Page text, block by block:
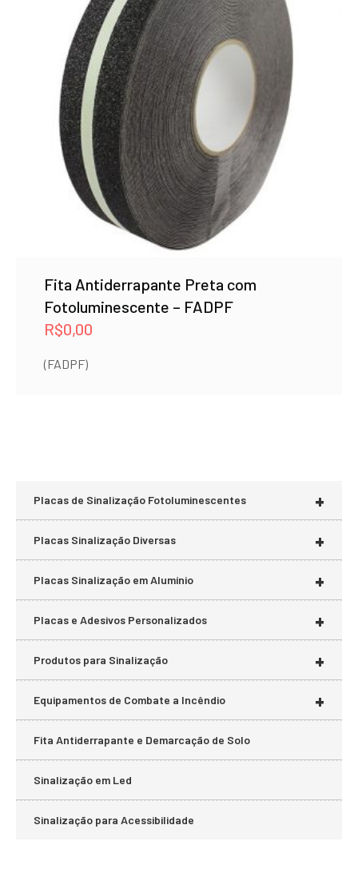
Fita Antiderrapante Preta com
Fotoluminescente – FADPF
R$0,00
(FADPF)
+
Placas de Sinalização Fotoluminescentes
+
Placas Sinalização Diversas
+
Placas Sinalização em Alumínio
+
Placas e Adesivos Personalizados
+
Produtos para Sinalização
+
Equipamentos de Combate a Incêndio
Fita Antiderrapante e Demarcação de Solo
Sinalização em Led
Sinalização para Acessibilidade